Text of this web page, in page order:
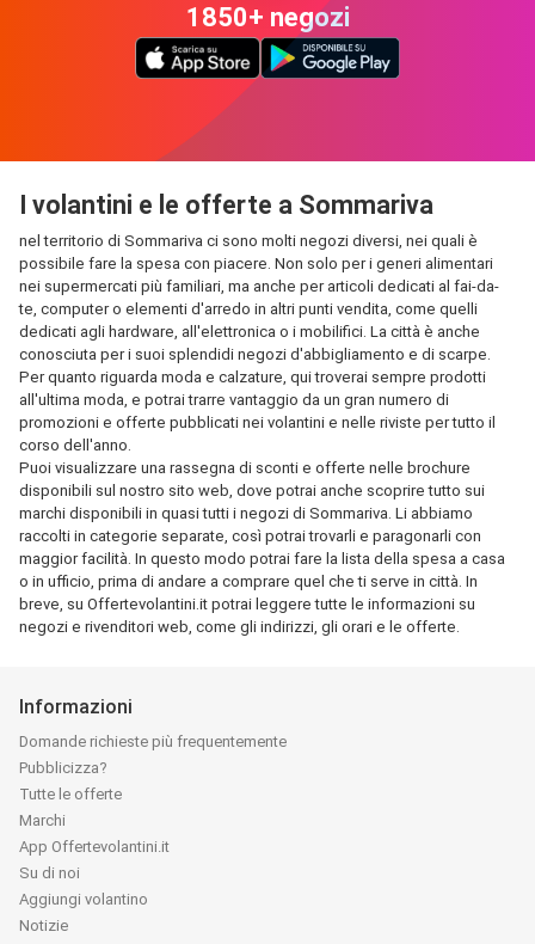
1850+ negozi
I volantini e le offerte a Sommariva
nel territorio di Sommariva ci sono molti negozi diversi, nei quali è
possibile fare la spesa con piacere. Non solo per i generi alimentari
nei supermercati più familiari, ma anche per articoli dedicati al fai-da-
te, computer o elementi d'arredo in altri punti vendita, come quelli
dedicati agli hardware, all'elettronica o i mobilifici. La città è anche
conosciuta per i suoi splendidi negozi d'abbigliamento e di scarpe.
Per quanto riguarda moda e calzature, qui troverai sempre prodotti
all'ultima moda, e potrai trarre vantaggio da un gran numero di
promozioni e offerte pubblicati nei volantini e nelle riviste per tutto il
corso dell'anno.
Puoi visualizzare una rassegna di sconti e offerte nelle brochure
disponibili sul nostro sito web, dove potrai anche scoprire tutto sui
marchi disponibili in quasi tutti i negozi di Sommariva. Li abbiamo
raccolti in categorie separate, così potrai trovarli e paragonarli con
maggior facilità. In questo modo potrai fare la lista della spesa a casa
o in ufficio, prima di andare a comprare quel che ti serve in città. In
breve, su Offertevolantini.it potrai leggere tutte le informazioni su
negozi e rivenditori web, come gli indirizzi, gli orari e le offerte.
Informazioni
Domande richieste più frequentemente
Pubblicizza?
Tutte le offerte
Marchi
App Offertevolantini.it
Su di noi
Aggiungi volantino
Notizie